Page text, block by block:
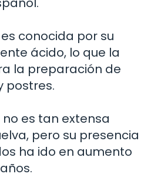
conocida por su
ácido, lo que la
la preparación de
postres.
es tan extensa
pero su presencia
ha ido en aumento